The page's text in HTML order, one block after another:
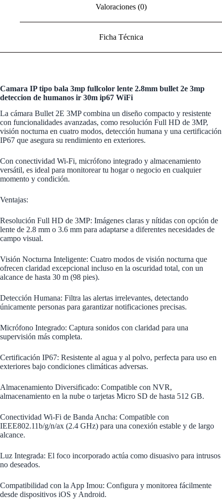
Valoraciones (0)
Ficha Técnica
Camara IP tipo bala 3mp fullcolor lente 2.8mm bullet 2e 3mp
deteccion de humanos ir 30m ip67 WiFi
La cámara Bullet 2E 3MP combina un diseño compacto y resistente
con funcionalidades avanzadas, como resolución Full HD de 3MP,
visión nocturna en cuatro modos, detección humana y una certificación
IP67 que asegura su rendimiento en exteriores.
Con conectividad Wi-Fi, micrófono integrado y almacenamiento
versátil, es ideal para monitorear tu hogar o negocio en cualquier
momento y condición.
Ventajas:
Resolución Full HD de 3MP: Imágenes claras y nítidas con opción de
lente de 2.8 mm o 3.6 mm para adaptarse a diferentes necesidades de
campo visual.
Visión Nocturna Inteligente: Cuatro modos de visión nocturna que
ofrecen claridad excepcional incluso en la oscuridad total, con un
alcance de hasta 30 m (98 pies).
Detección Humana: Filtra las alertas irrelevantes, detectando
únicamente personas para garantizar notificaciones precisas.
Micrófono Integrado: Captura sonidos con claridad para una
supervisión más completa.
Certificación IP67: Resistente al agua y al polvo, perfecta para uso en
exteriores bajo condiciones climáticas adversas.
Almacenamiento Diversificado: Compatible con NVR,
almacenamiento en la nube o tarjetas Micro SD de hasta 512 GB.
Conectividad Wi-Fi de Banda Ancha: Compatible con
IEEE802.11b/g/n/ax (2.4 GHz) para una conexión estable y de largo
alcance.
Luz Integrada: El foco incorporado actúa como disuasivo para intrusos
no deseados.
Compatibilidad con la App Imou: Configura y monitorea fácilmente
desde dispositivos iOS y Android.